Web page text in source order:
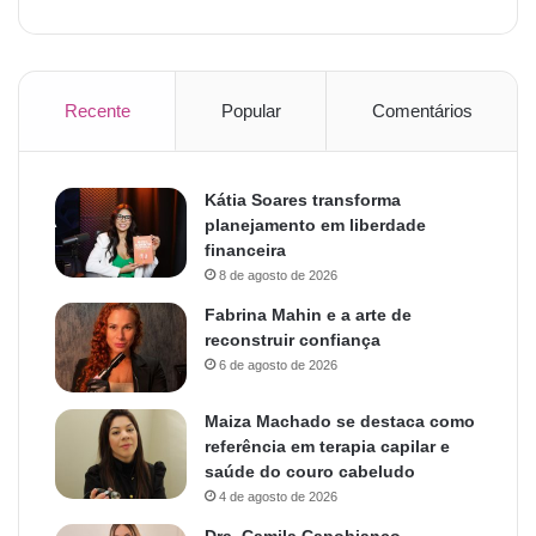
Recente Popular Comentários
Kátia Soares transforma
planejamento em liberdade
financeira
8 de agosto de 2026
Fabrina Mahin e a arte de
reconstruir confiança
6 de agosto de 2026
Maiza Machado se destaca como
referência em terapia capilar e
saúde do couro cabeludo
4 de agosto de 2026